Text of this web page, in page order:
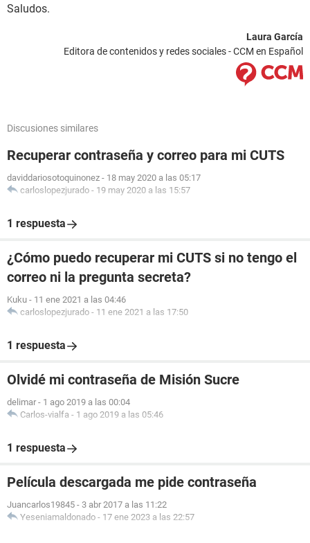
Saludos.
Laura García
Editora de contenidos y redes sociales - CCM en Español
Discusiones similares
Recuperar contraseña y correo para mi CUTS
daviddariosotoquinonez - 18 may 2020 a las 05:17
carloslopezjurado - 19 may 2020 a las 15:57
1 respuesta
¿Cómo puedo recuperar mi CUTS si no tengo el
correo ni la pregunta secreta?
Kuku - 11 ene 2021 a las 04:46
carloslopezjurado - 11 ene 2021 a las 17:50
1 respuesta
Olvidé mi contraseña de Misión Sucre
delimar - 1 ago 2019 a las 00:04
Carlos-vialfa - 1 ago 2019 a las 05:46
1 respuesta
Película descargada me pide contraseña
Juancarlos19845 - 3 abr 2017 a las 11:22
Yeseniamaldonado - 17 ene 2023 a las 22:57